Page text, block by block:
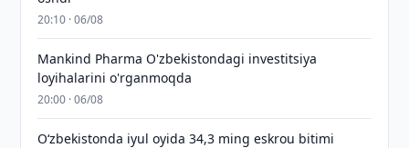
20:10 · 06/08
Mankind Pharma O'zbekistondagi investitsiya
loyihalarini o'rganmoqda
20:00 · 06/08
O‘zbekistonda iyul oyida 34,3 ming eskrou bitimi